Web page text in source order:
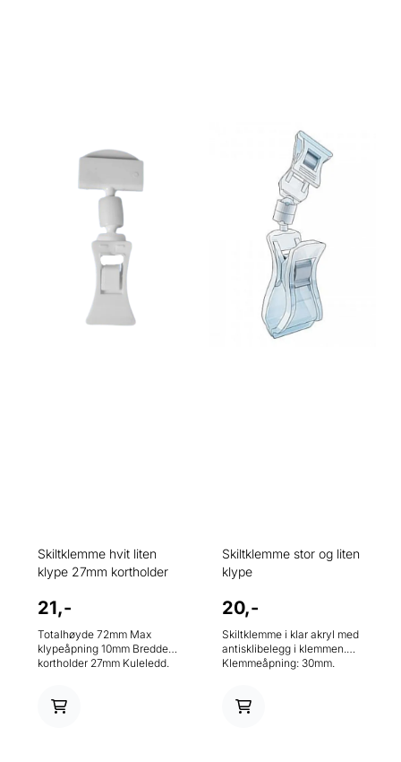
Skiltklemme hvit liten
klype 27mm kortholder
21,-
Totalhøyde 72mm Max
klypeåpning 10mm Bredde
kortholder 27mm Kuleledd.
Skiltklemme stor og liten
klype
20,-
Skiltklemme i klar akryl med
antisklibelegg i klemmen.
Klemmeåpning: 30mm.
Vinklingsbar